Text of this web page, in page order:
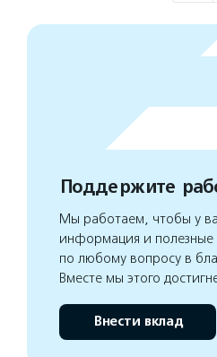
Поддержите
Мы работаем, чтобы у
информация и полезные
по любому вопросу в
Вместе мы этого
Внести вклад